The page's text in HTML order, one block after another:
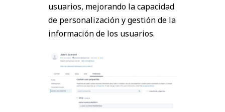
usuarios, mejorando la capacidad
de personalización y gestión de la
información de los usuarios.